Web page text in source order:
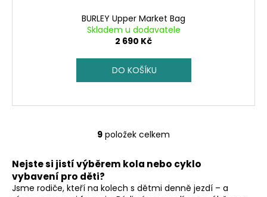
BURLEY Upper Market Bag
Skladem u dodavatele
2 690 Kč
DO KOŠÍKU
O
l
d
9 položek celkem
Nejste si jistí výběrem kola nebo cyklo
vybavení pro děti?
Jsme rodiče, kteří na kolech s dětmi denně jezdí – a